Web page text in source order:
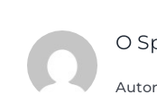
O
Autor